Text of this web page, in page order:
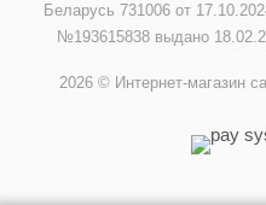
Беларусь 731006 от
№193615838 выдано
2026 © Интернет-магазин